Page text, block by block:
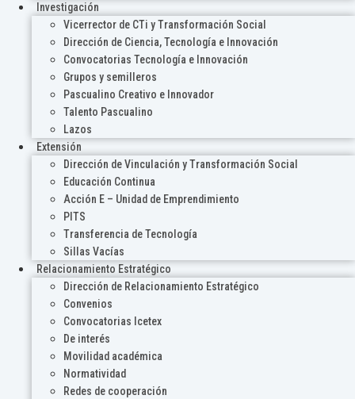
Investigación
Vicerrector de CTi y Transformación Social
Dirección de Ciencia, Tecnología e Innovación
Convocatorias Tecnología e Innovación
Grupos y semilleros
Pascualino Creativo e Innovador
Talento Pascualino
Lazos
Extensión
Dirección de Vinculación y Transformación Social
Educación Continua
Acción E – Unidad de Emprendimiento
PITS
Transferencia de Tecnología
Sillas Vacías
Relacionamiento Estratégico
Dirección de Relacionamiento Estratégico
Convenios
Convocatorias Icetex
De interés
Movilidad académica
Normatividad
Redes de cooperación